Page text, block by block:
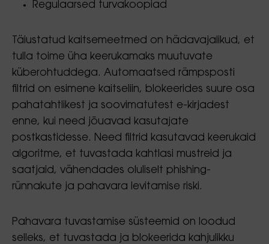
Regulaarsed turvakoopiad
Täiustatud kaitsemeetmed on hädavajalikud, et
tulla toime üha keerukamaks muutuvate
küberohtuddega. Automaatsed rämpsposti
filtrid on esimene kaitseliin, blokeerides suure osa
pahatahtlikest ja soovimatutest e-kirjadest
enne, kui need jõuavad kasutajate
postkastidesse. Need filtrid kasutavad keerukaid
algoritme, et tuvastada kahtlasi mustreid ja
saatjaid, vähendades oluliselt phishing-
rünnakute ja pahavara levitamise riski.
Pahavara tuvastamise süsteemid on loodud
selleks, et tuvastada ja blokeerida kahjulikku